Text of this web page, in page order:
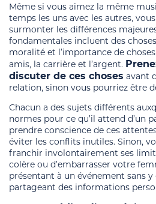
Même si vous aimez la même
temps les uns avec les autres,
surmonter les différences
fondamentales incluent des
moralité et l’importance de
amis, la carrière et l’argent.
discuter de ces choses avant
relation, sinon vous pourriez être
Chacun a des sujets différents
normes pour ce qu’il attend d’un
prendre conscience de ces
éviter les conflits inutiles. Sinon,
franchir involontairement ses
colère ou d’embarrasser votre
présentant à un événement sans
partageant des informations